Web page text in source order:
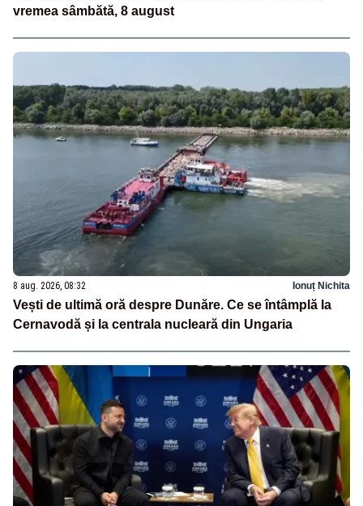
vremea sâmbătă, 8 august
8 aug. 2026, 08:32 Ionuț Nichita
Vești de ultimă oră despre Dunăre. Ce se întâmplă la
Cernavodă și la centrala nucleară din Ungaria